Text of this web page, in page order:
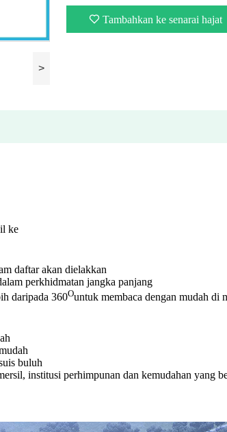
>
Tambahkan ke senarai hajat
ke
daftar akan dielakkan
perkhidmatan jangka panjang
daripada 360Ountuk membaca dengan mudah di
buluh
institusi perhimpunan dan kemudahan yang